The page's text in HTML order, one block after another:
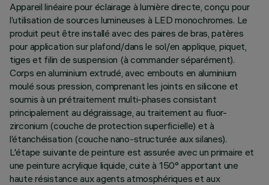
Appareil linéaire pour éclairage à lumière directe, conçu pour
l’utilisation de sources lumineuses à LED monochromes. Le
produit peut être installé avec des paires de bras, patères
pour application sur plafond/dans le sol/en applique, piquet,
tiges et filin de suspension (à commander séparément).
Corps en aluminium extrudé, avec embouts en aluminium
moulé sous pression, comprenant les joints en silicone et
soumis à un prétraitement multi-phases consistant
principalement au dégraissage, au traitement au fluor-
zirconium (couche de protection superficielle) et à
l’étanchéisation (couche nano-structurée aux silanes).
L'étape suivante de peinture est assurée avec un primaire et
une peinture acrylique liquide, cuite à 150° apportant une
haute résistance aux agents atmosphériques et aux